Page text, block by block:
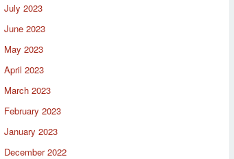
July 2023
June 2023
May 2023
April 2023
March 2023
February 2023
January 2023
December 2022